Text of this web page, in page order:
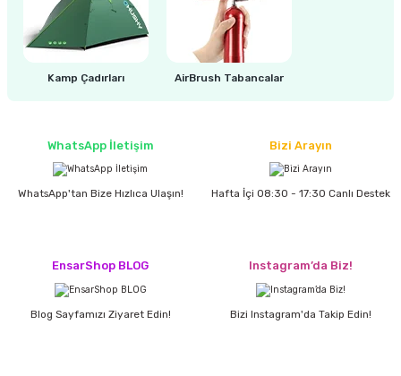
Kamp Çadırları AirBrush Tabancalar
WhatsApp İletişim
WhatsApp'tan Bize Hızlıca Ulaşın!
Bizi Arayın
Hafta İçi 08:30 - 17:30 Canlı Destek
EnsarShop BLOG
Blog Sayfamızı Ziyaret Edin!
Instagram’da Biz!
Bizi Instagram'da Takip Edin!